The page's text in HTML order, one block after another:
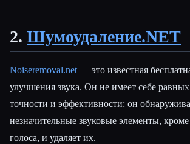
2. Шумоудаление.NET
Noiseremoval.net— это известная
улучшения звука. Он не имеет себе
точности и эффективности: он
незначительные звуковые элементы,
голоса, и удаляет их.